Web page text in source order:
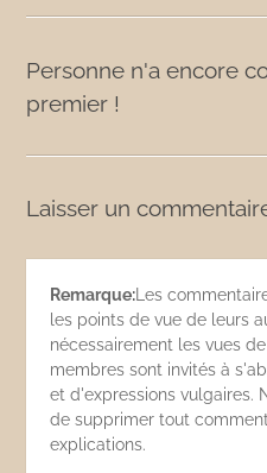
Personne n'a encore
premier !
Laisser un
Remarque:Les
les points de vue de leurs
nécessairement les vues
membres sont invités à
et d'expressions vulgaires.
de supprimer tout
explications.